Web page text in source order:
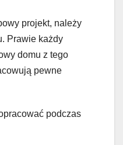
projekt, należy
Prawie każdy
domu z tego
pewne
podczas